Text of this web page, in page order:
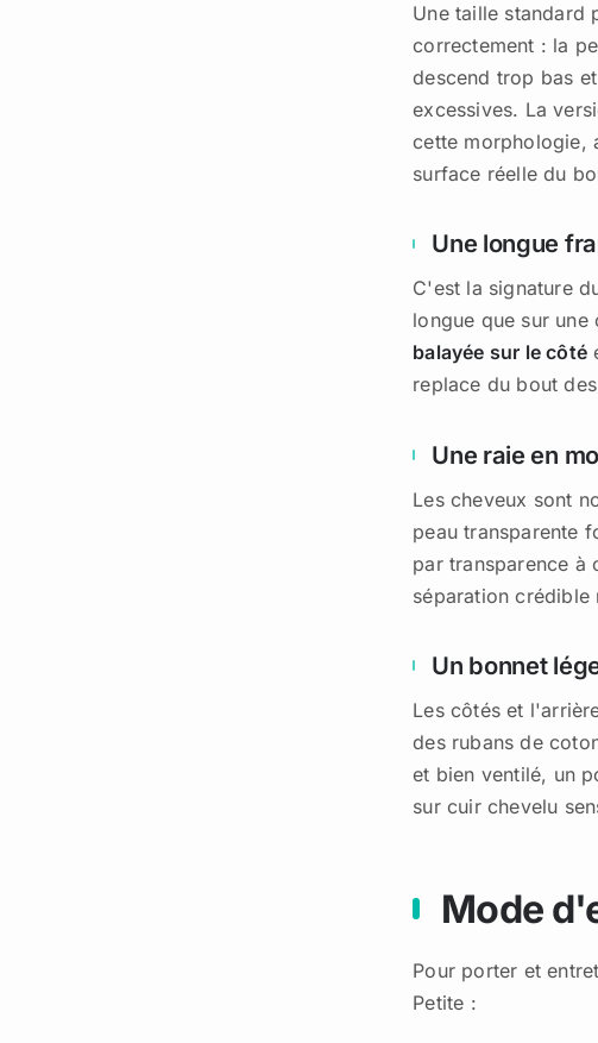
Une taille standard
correctement : la
descend trop bas
excessives. La
cette morphologie,
surface réelle du
Une longue
C'est la signature
longue que sur
balayée sur le côté
replace du bout
Une raie en
Les cheveux sont
peau transparente
par transparence à
séparation crédible
Un bonnet
Les côtés et
des rubans de
et bien ventilé, un
sur cuir chevelu
Mode
Pour porter et
Petite :